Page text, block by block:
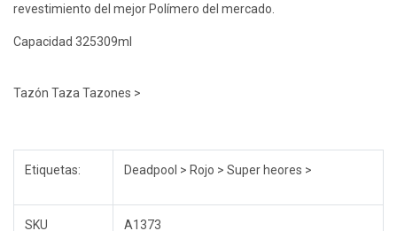
revestimiento del mejor Polímero del mercado.
Capacidad 325309ml
Tazón Taza Tazones >
Etiquetas: Deadpool > Rojo > Super heores >
SKU A1373